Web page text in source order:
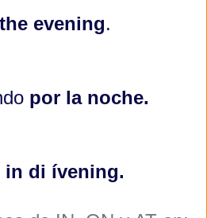
evening.
por la noche.
in di ívening.